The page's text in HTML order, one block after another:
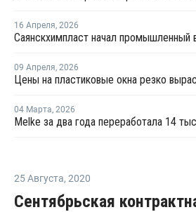
16 Апреля, 2026
09 Апреля, 2026
Цены на пластиковые окна резко
04 Марта, 2026
Melke за два года переработала 14
25 Августа, 2020
Сентябрьская